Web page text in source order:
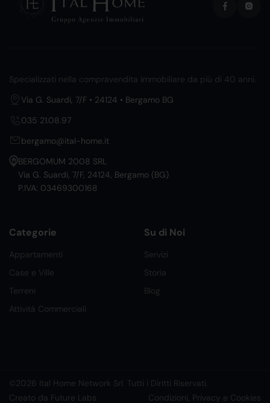
Specializzati nella compravendita immobiliare da più di 40 anni.
Via G. Suardi, 7/F • 24124 • Bergamo BG
035 21.08.97
bergamo@ital-home.it
BERGOMUM 2008 SRL
Via G. Suardi, 7/F, 24124, Bergamo (BG)
P.IVA: 03469300168
Categorie
Appartamenti
Case e Ville
Terreni
Attività Commerciali
Su di Noi
Servizi
Storia
Blog
©2026 Ital Home Network Srl. Tutti i Diritti Riservati.
Creato da Future Labs
Condizioni, Privacy e Cookies